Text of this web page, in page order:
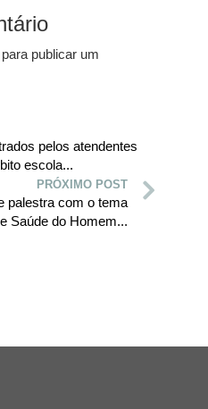
para publicar um
pelos atendentes
escola...
PRÓXIMO POST
palestra com o tema
Saúde do Homem...